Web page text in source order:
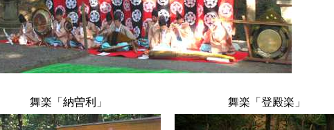
舞楽「納曽利」 舞楽「登殿楽」